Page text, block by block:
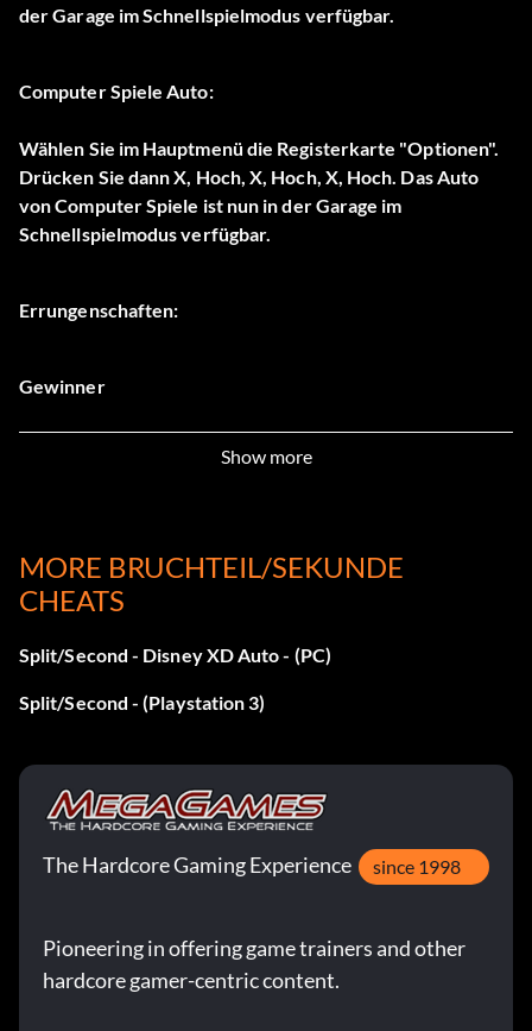
der Garage im Schnellspielmodus verfügbar.
Computer Spiele Auto:
Wählen Sie im Hauptmenü die Registerkarte "Optionen".
Drücken Sie dann X, Hoch, X, Hoch, X, Hoch. Das Auto
von Computer Spiele ist nun in der Garage im
Schnellspielmodus verfügbar.
Errungenschaften:
Gewinner
Qualifier
Belohnung: 10 Punkte
Zielsetzung: Qualifiziere dich für die erste Runde der
Überlebender
Belohnung: 25 Punkte
Zielsetzung: Schließe die sechste Runde der
Saisonmeisterschaft ab.
Show more
MORE BRUCHTEIL/SEKUNDE
CHEATS
Split/Second - Disney XD Auto - (PC)
Split/Second - (Playstation 3)
The Hardcore Gaming Experience since 1998
Pioneering in offering game trainers and other
hardcore gamer-centric content.